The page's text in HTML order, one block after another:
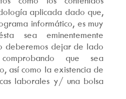
aplicada dado que,
informático, es muy
sea eminentemente
deberemos dejar de lado
que sea
así como la existencia de
laborales y/ una bolsa